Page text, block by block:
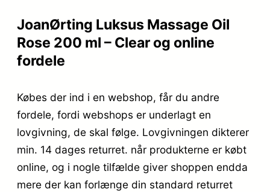
JoanØrting Luksus Massage Oil
Rose 200 ml – Clear og online
fordele
Købes der ind i en webshop, får du andre
fordele, fordi webshops er underlagt en
lovgivning, de skal følge. Lovgivningen dikterer
min. 14 dages returret. når produkterne er købt
online, og i nogle tilfælde giver shoppen endda
mere der kan forlænge din standard returret